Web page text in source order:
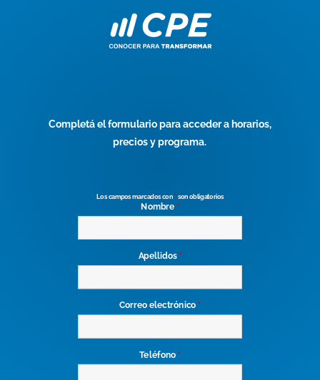
Completá el formulario para acceder a horarios,
precios y programa.
Los campos marcados con *son obligatorios
Nombre *
Apellidos *
Correo electrónico*
Teléfono *